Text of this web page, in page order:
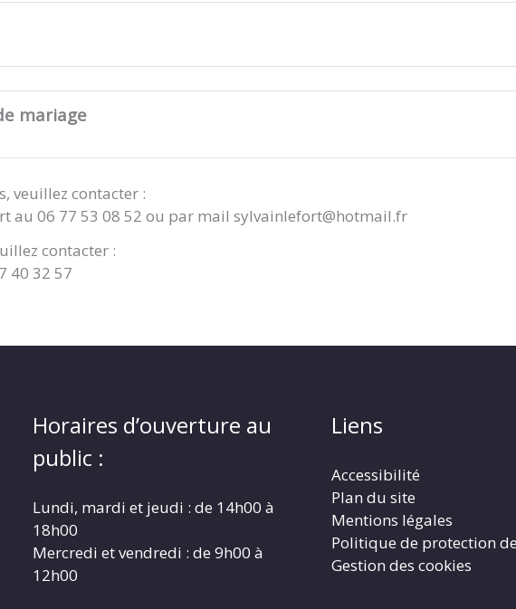
mariage
veuillez contacter :
au 06 77 53 08 52 ou par mail sylvainlefort@hotmail.fr
contacter :
40 32 57
Horaires d’ouverture au
public :
Lundi, mardi et jeudi : de 14h00 à
18h00
Mercredi et vendredi : de 9h00 à
12h00
Liens
Accessibilité
Plan du site
Mentions légales
Politique de protection
Gestion des cookies